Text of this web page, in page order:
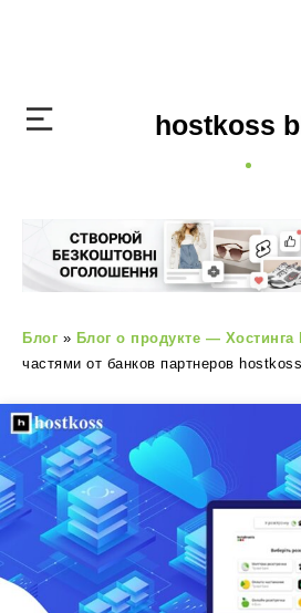
hostkoss
Блог » Блог о продукте — Хостинга
частями от банков партнеров hostkoss